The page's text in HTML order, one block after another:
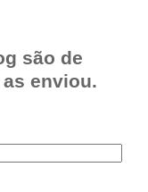
são de
enviou.